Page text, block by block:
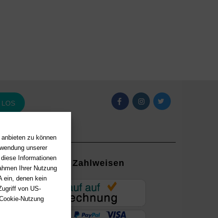
zu können
unserer
Informationen
Ihrer Nutzung
ein, denen kein
von US-
Nutzung
LOS
mit
Zahlweisen